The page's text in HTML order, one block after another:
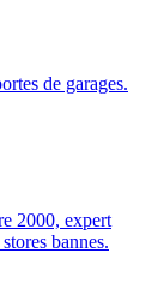
de garages.
2000, expert
bannes.